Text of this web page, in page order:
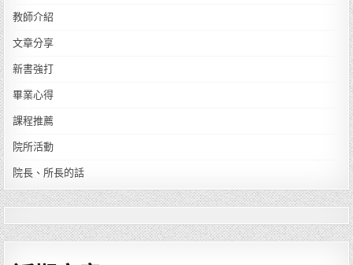
教師介紹
文章分享
新書強打
畢業心得
課程推薦
院所活動
院長、所長的話